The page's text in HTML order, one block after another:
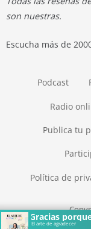
Gracias
El arte de agradecer
son nuestras.
Escucha más de
Podcast
Radio
Publica tu
Política de